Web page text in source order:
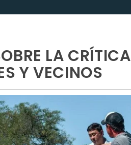
LA CRÍTICA
Y VECINOS